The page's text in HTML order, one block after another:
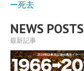
ー死去
NEWS POSTS
最新記事